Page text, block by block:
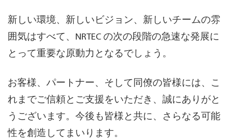
新しい環境、新しいビジョン、新しいチームの雰
囲気はすべて、NRTEC の次の段階の急速な発展に
とって重要な原動力となるでしょう。
お客様、パートナー、そして同僚の皆様には、こ
れまでご信頼とご支援をいただき、誠にありがと
うございます。 今後も皆様と共に、さらなる可能
性を創造してまいります。